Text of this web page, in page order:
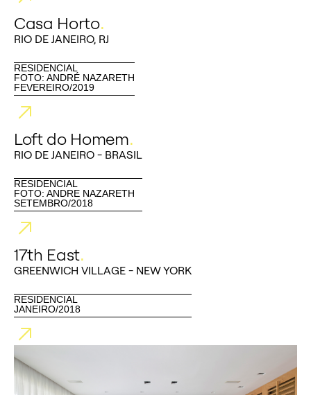
Casa Horto.
RIO DE JANEIRO, RJ
RESIDENCIAL
FOTO: ANDRÉ NAZARETH
FEVEREIRO/2019
Loft do Homem.
RIO DE JANEIRO - BRASIL
RESIDENCIAL
FOTO: ANDRE NAZARETH
SETEMBRO/2018
17th East.
GREENWICH VILLAGE - NEW YORK
RESIDENCIAL
JANEIRO/2018